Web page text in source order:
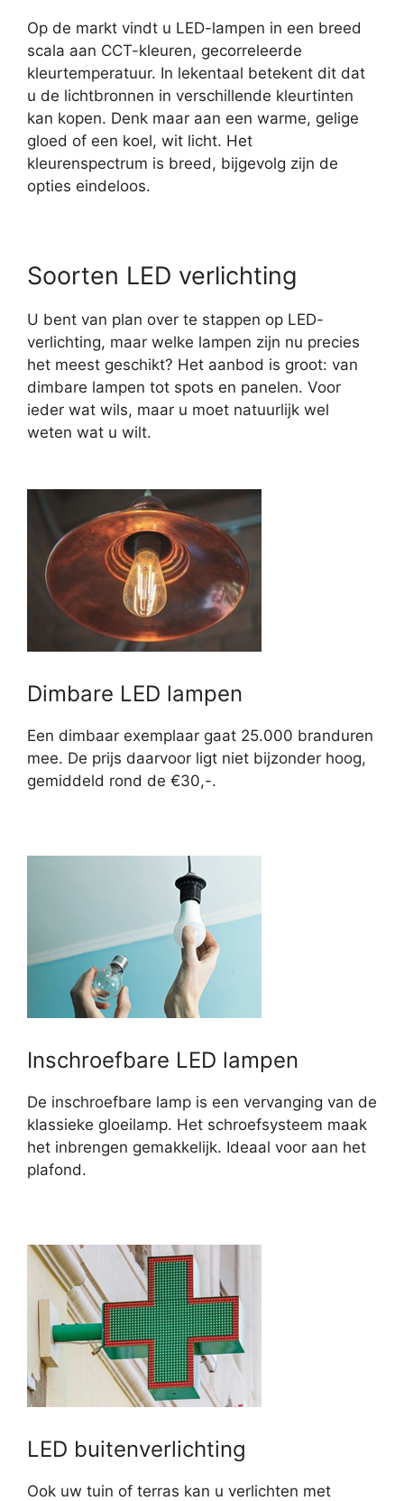
Op de markt vindt u LED-lampen in een breed
scala aan CCT-kleuren, gecorreleerde
kleurtemperatuur. In lekentaal betekent dit dat
u de lichtbronnen in verschillende kleurtinten
kan kopen. Denk maar aan een warme, gelige
gloed of een koel, wit licht. Het
kleurenspectrum is breed, bijgevolg zijn de
opties eindeloos.
Soorten LED verlichting
U bent van plan over te stappen op LED-
verlichting, maar welke lampen zijn nu precies
het meest geschikt? Het aanbod is groot: van
dimbare lampen tot spots en panelen. Voor
ieder wat wils, maar u moet natuurlijk wel
weten wat u wilt.
Dimbare LED lampen
Een dimbaar exemplaar gaat 25.000 branduren
mee. De prijs daarvoor ligt niet bijzonder hoog,
gemiddeld rond de €30,-.
Inschroefbare LED lampen
De inschroefbare lamp is een vervanging van de
klassieke gloeilamp. Het schroefsysteem maak
het inbrengen gemakkelijk. Ideaal voor aan het
plafond.
LED buitenverlichting
Ook uw tuin of terras kan u verlichten met